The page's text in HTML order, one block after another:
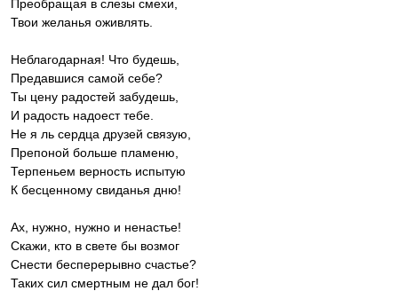
Преобращая в слезы смехи,
Твои желанья оживлять.
Неблагодарная! Что будешь,
Предавшися самой себе?
Ты цену радостей забудешь,
И радость надоест тебе.
Не я ль сердца друзей связую,
Препоной больше пламеню,
Терпеньем верность испытую
К бесценному свиданья дню!
Ах, нужно, нужно и ненастье!
Скажи, кто в свете бы возмог
Снести бесперерывно счастье?
Таких сил смертным не дал бог!